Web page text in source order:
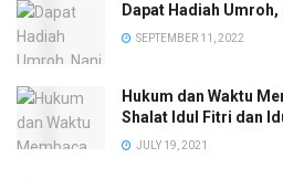
Dapat Hadiah
SEPTEMBER 11, 2022
Hukum dan Waktu
Shalat Idul Fitri dan
JULY 19, 2021